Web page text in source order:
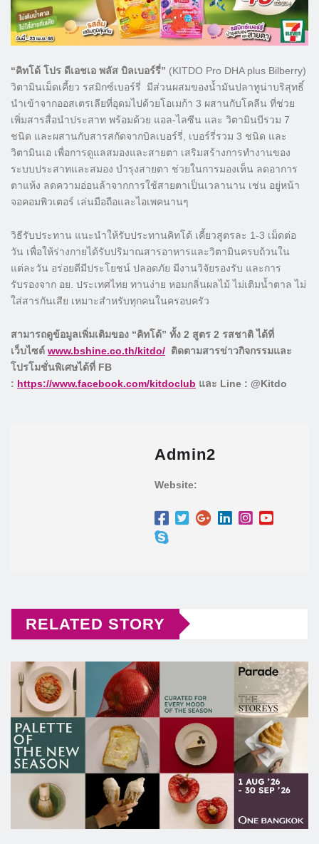
“คิทโด้ โปร ดีเอชเอ พลัส บิลเบอร์รี่” (KITDO Pro DHA plus Bilberry)
วิตามินเม็ดเคี้ยว รสมิกซ์เบอร์รี่ มีส่วนผสมของน้ำมันปลาทูน่าบริสุทธิ์
นำเข้าจากออสเตรเลียที่อุดมไปด้วยโอเมก้า 3 ผสานกับโคลีน ที่ช่วย
เพิ่มสารสื่อนำประสาท พร้อมด้วย แอล-ไลซีน และ วิตามินบีรวม 7
ชนิด และผสานกับสารสกัดจากบิลเบอร์รี่, เบอร์รี่รวม 3 ชนิด และ
วิตามินเอ เพื่อการดูแลสมองและสายตา เสริมสร้างการทำงานของ
ระบบประสาทและสมอง บำรุงสายตา ช่วยในการมองเห็น ลดอาการ
ตาแห้ง ลดความอ่อนล้าจากการใช้สายตาเป็นเวลานาน เช่น อยู่หน้า
จอคอมพิวเตอร์ เล่นมือถือและไอเพคนานๆ
วิธีรับประทาน แนะนำให้รับประทานคิทโด้ เคี้ยวสูตรละ 1-3 เม็ดต่อ
วัน เพื่อให้ร่างกายได้รับปริมาณสารอาหารและวิตามินครบถ้วนใน
แต่ละวัน อร่อยดีมีประโยชน์ ปลอดภัย มีงานวิจัยรองรับ และการ
รับรองจาก อย. ประเทศไทย ทานง่าย หอมกลิ่นผลไม้ ไม่เติมน้ำตาล ไม่
ใส่สารกันเสีย เหมาะสำหรับทุกคนในครอบครัว
สามารถดูข้อมูลเพิ่มเติมของ “คิทโด้” ทั้ง 2 สูตร 2 รสชาติ ได้ที่
เว็บไซต์ www.bshine.co.th/kitdo/ ติดตามสารข่าวกิจกรรมและ
โปรโมชั่นพิเศษได้ที่ FB
: https://www.facebook.com/kitdoclub และ Line : @Kitdo
Admin2
Website:
RELATED STORY